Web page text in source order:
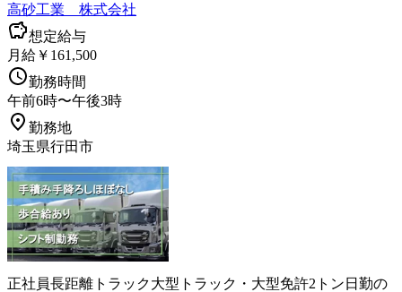
高砂工業 株式会社
想定給与
月給￥161,500
勤務時間
午前6時〜午後3時
勤務地
埼玉県行田市
正社員長距離 トラック大型トラック・大型免許2トン 日勤の